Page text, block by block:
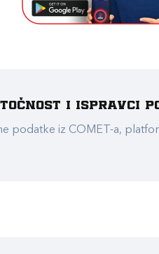
i ispravci
podatke iz COMET-a,